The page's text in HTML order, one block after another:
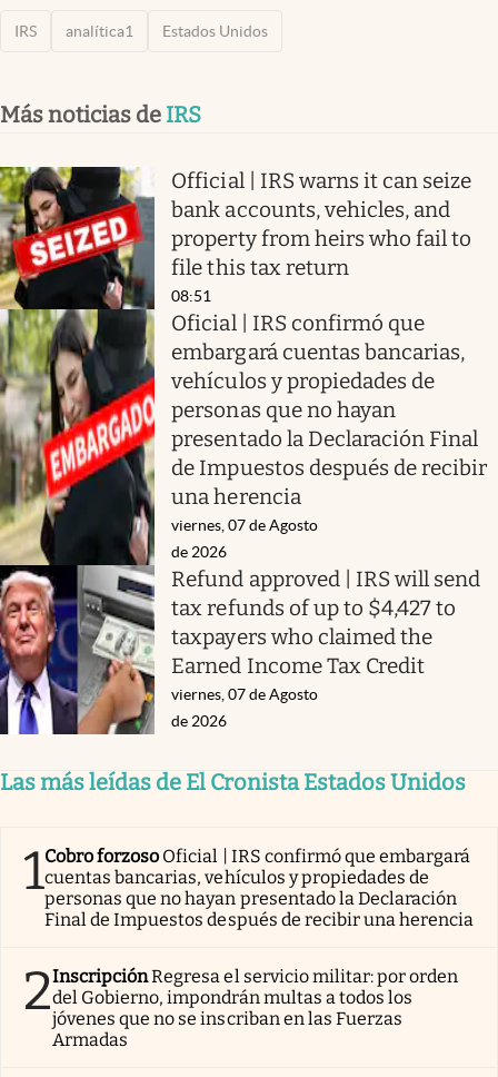
IRS analítica1 Estados Unidos
Más noticias de IRS
Official | IRS warns it can seize
bank accounts, vehicles, and
property from heirs who fail to
file this tax return
08:51
Oficial | IRS confirmó que
embargará cuentas bancarias,
vehículos y propiedades de
personas que no hayan
presentado la Declaración Final
de Impuestos después de recibir
una herencia
viernes, 07 de Agosto
de 2026
Refund approved | IRS will send
tax refunds of up to $4,427 to
taxpayers who claimed the
Earned Income Tax Credit
viernes, 07 de Agosto
de 2026
Las más leídas de El Cronista Estados Unidos
1Cobro forzoso Oficial | IRS confirmó que embargará
cuentas bancarias, vehículos y propiedades de
personas que no hayan presentado la Declaración
Final de Impuestos después de recibir una herencia
2InscripciónRegresa el servicio militar: por orden
del Gobierno, impondrán multas a todos los
jóvenes que no se inscriban en las Fuerzas
Armadas